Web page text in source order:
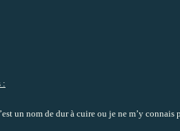
:
un nom de dur à cuire ou je ne m’y connais